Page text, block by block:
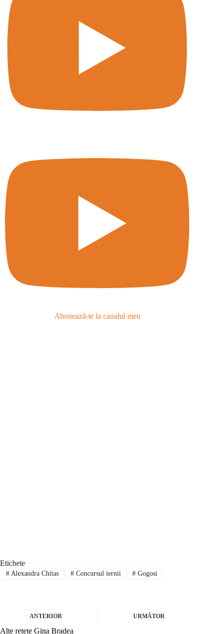
Abonează-te la canalul meu
Etichete
#Alexandra Chitas #Concursul iernii # Gogosi
ANTERIOR URMĂTOR
Alte rețete Gina Bradea